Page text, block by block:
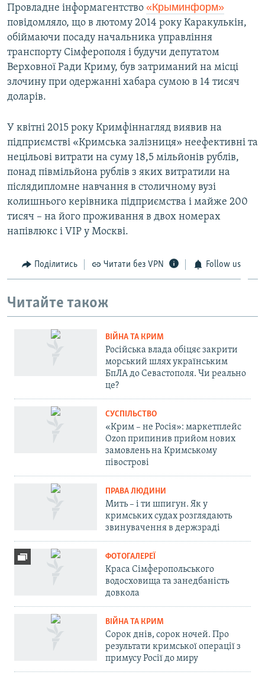
Провладне інформагентство «Крыминформ»
повідомляло, що в лютому 2014 року Каракулькін,
обіймаючи посаду начальника управління
транспорту Сімферополя і будучи депутатом
Верховної Ради Криму, був затриманий на місці
злочину при одержанні хабара сумою в 14 тисяч
доларів.
У квітні 2015 року Кримфіннагляд виявив на
підприємстві «Кримська залізниця» неефективні та
нецільові витрати на суму 18,5 мільйонів рублів,
понад півмільйона рублів з яких витратили на
післядипломне навчання в столичному вузі
колишнього керівника підприємства і майже 200
тисяч – на його проживання в двох номерах
напівлюкс і VIP у Москві.
Поділитись Читати без VPN Follow us
Читайте також
ВІЙНА ТА КРИМ
Російська влада обіцяє закрити
морський шлях українським
БпЛА до Севастополя. Чи реально
це?
СУСПІЛЬСТВО
«Крим – не Росія»: маркетплейс
Ozon припинив прийом нових
замовлень на Кримському
півострові
ПРАВА ЛЮДИНИ
Мить – і ти шпигун. Як у
кримських судах розглядають
звинувачення в держзраді
ФОТОГАЛЕРЕЇ
Краса Сімферопольського
водосховища та занедбаність
довкола
ВІЙНА ТА КРИМ
Сорок днів, сорок ночей. Про
результати кримської операції з
примусу Росії до миру